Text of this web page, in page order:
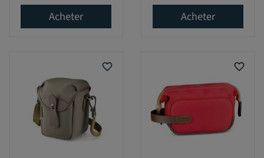
Acheter Acheter
favorite_border favorite_border